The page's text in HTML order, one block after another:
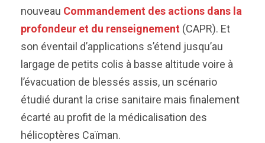
nouveau Commandement des actions dans la
profondeur et du renseignement (CAPR). Et
son éventail d’applications s’étend jusqu’au
largage de petits colis à basse altitude voire à
l’évacuation de blessés assis, un scénario
étudié durant la crise sanitaire mais finalement
écarté au profit de la médicalisation des
hélicoptères Caïman.